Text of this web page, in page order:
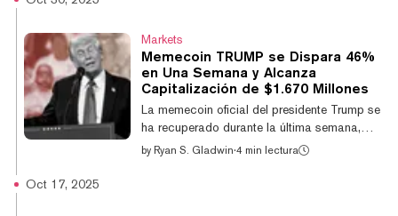
único juego móvil de Trump para verdaderos
fans de Trump", y señaló que el juego
ofrecerá a los jugadores "una oportunidad
de obtener una parte de $1 millón en
recompensas de la moneda TRUMP". Según
su sitio web,...
Markets
Memecoin TRUMP se Dispara 46%
en Una Semana y Alcanza
Capitalización de $1.670 Millones
La memecoin oficial del presidente Trump se
ha recuperado durante la última semana,
subiendo un 46% hasta una capitalización
by Ryan S. Gladwin·4 min lectura
Oct 17, 2025